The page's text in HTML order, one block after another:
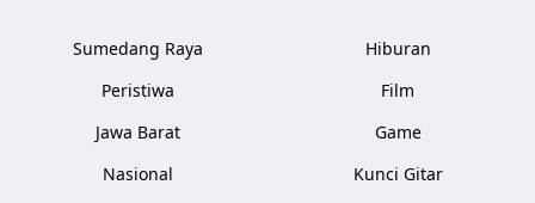
Sumedang Raya
Peristiwa
Jawa Barat
Nasional
Hiburan
Film
Game
Kunci Gitar